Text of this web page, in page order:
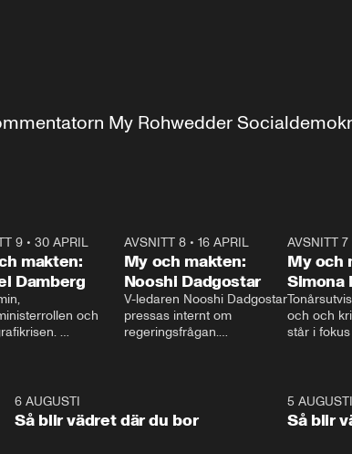
My Rohwedder
9• 30 APRIL
makten:
Damberg
och
och Makten.
AVSNITT 8• 16 APRIL
My och makten:
Nooshi Dadgostar
V-ledaren Nooshi Dadgostar
pressas internt om
regeringsfrågan.
– Vi ställer upp i val. Ska vi
vara med så sitter vi förstås
AVSNITT 7
My och
Simona
och och
står i
1:066 AUGUSTI
Så blir vädret där du bor
5 AUGUSTI
Så blir